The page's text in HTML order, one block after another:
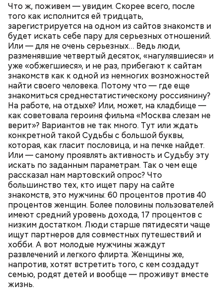
Что ж, поживем — увидим. Скорее всего, после
того как исполнится ей тридцать,
зарегистрируется на одном из сайтов знакомств и
будет искать себе пару для серьезных отношений.
Или — для не очень серьезных… Ведь люди,
разменявшие четвертый десяток, «нагулявшиеся» и
уже «обжегшиеся», и не раз, прибегают к сайтам
знакомств как к одной из немногих возможностей
найти своего человека. Потому что — где еще
знакомиться среднестатистическому россиянину?
На работе, на отдыхе? Или, может, на кладбище —
как советовала героиня фильма «Москва слезам не
верит»? Вариантов не так много. Тут или ждать
конкретной такой Судьбы с большой буквы,
которая, как гласит пословица, и на печке найдет.
Или — самому проявлять активность и Судьбу эту
искать по заданным параметрам. Так о чем еще
рассказал нам мартовский опрос? Что
большинство тех, кто ищет пару на сайте
знакомств, это мужчины: 60 процентов против 40
процентов женщин. Более половины пользователей
имеют средний уровень дохода, 17 процентов с
низким достатком. Люди старше пятидесяти чаще
ищут партнеров для совместных путешествий и
хобби. А вот молодые мужчины жаждут
развлечений и легкого флирта. Женщины же,
напротив, хотят встретить того, с кем создадут
семью, родят детей и вообще — проживут вместе
жизнь.
Ингредиенты:
Терапевт Кондрахин назвал
продукты и напитки, которые
Ранние плоды, по словам врача, лучше не есть:
беременным, кормящим женщинам;
людям с ослабленной иммунной системой;
пожилым;
детям.
Чистит сосуды и защищает от
рака: чем полезен кресс-салат